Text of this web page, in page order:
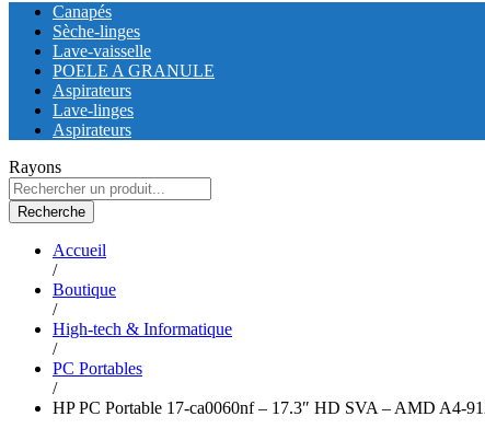
Canapés
Sèche-linges
Lave-vaisselle
POELE A GRANULE
Aspirateurs
Lave-linges
Aspirateurs
Rayons
Recherche
Accueil
/
Boutique
/
High-tech & Informatique
/
PC Portables
/
HP PC Portable 17-ca0060nf – 17.3″ HD SVA – AMD A4-